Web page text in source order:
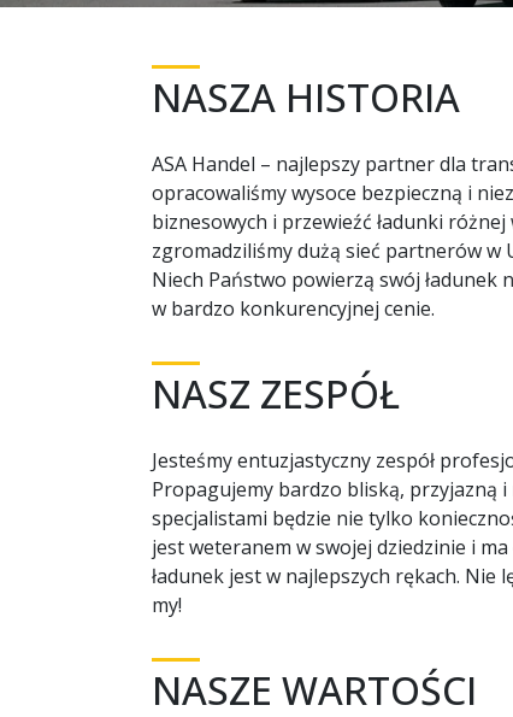
NASZA HISTORIA
ASA Handel – najlepszy partner dla
opracowaliśmy wysoce bezpieczną i
biznesowych i przewieźć ładunki
zgromadziliśmy dużą sieć partnerów w
Niech Państwo powierzą swój ładunek
w bardzo konkurencyjnej cenie.
NASZ ZESPÓŁ
Jesteśmy entuzjastyczny zespół
Propagujemy bardzo bliską, przyjazną
specjalistami będzie nie tylko
jest weteranem w swojej dziedzinie i
ładunek jest w najlepszych rękach. Nie
my!
NASZE WARTOŚCI